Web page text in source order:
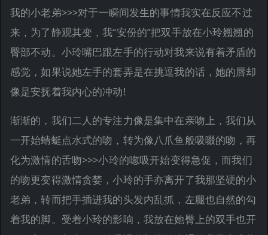
我的小老弟>>>对于一瞬间发生的事情我实在反应不过
来，为了静观其变，我“安份的”把双手放在小玲翘翘的
臀部不动。小玲嘴巴跟左手的行动对我来说有着矛盾的
感觉，如果说她左手的套弄是在挑逗我的话，她的唇却
像是安抚着我内心的冲动!
渐渐的，我们二人的专注力像是集中在亲吻上，我们从
一开始蜻蜓点水式的吻，转为像八爪鱼般吸啜的吻，再
化为激情的舌吻>>>小玲的唿吸开始变得急促，而我们
的吻更变得激情贪婪，小玲的手亦离开了我那坚硬的小
老弟，转而把手插进我的头发内乱抓，左腿也自然的勾
着我的脚。受着小玲的影响，我放在她臀上的双手也开